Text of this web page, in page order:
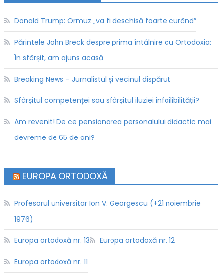
Donald Trump: Ormuz „va fi deschisă foarte curând”
Părintele John Breck despre prima întâlnire cu Ortodoxia:
În sfârșit, am ajuns acasă
Breaking News – Jurnalistul și vecinul dispărut
Sfârșitul competenței sau sfârșitul iluziei infailibilității?
Am revenit! De ce pensionarea personalului didactic mai
devreme de 65 de ani?
EUROPA ORTODOXĂ
Profesorul universitar Ion V. Georgescu (+21 noiembrie
1976)
Europa ortodoxă nr. 13 Europa ortodoxă nr. 12
Europa ortodoxă nr. 11